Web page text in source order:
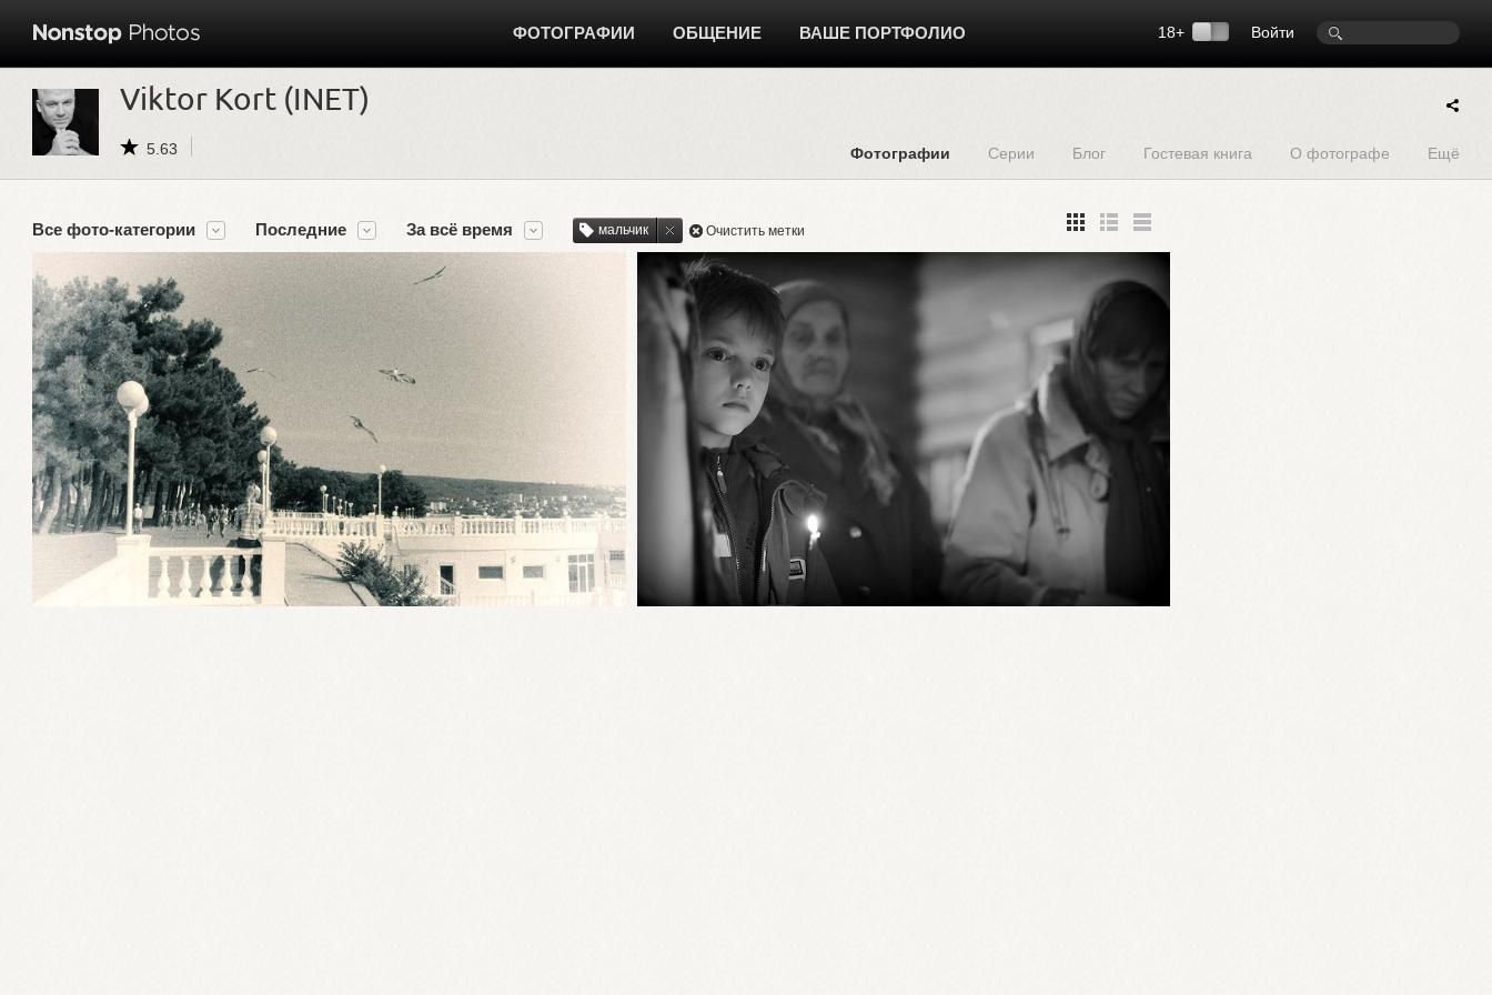
Войти
18+
ФОТОГРАФИИ ОБЩЕНИЕ ВАШЕ ПОРТФОЛИО
Viktor Kort (INET)
5.63 Фотографии Серии Блог Гостевая книга О фотографе Ещё
Все фото-категории Последние За всё время мальчик Очистить метки